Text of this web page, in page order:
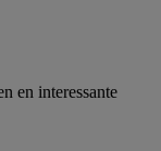
en interessante